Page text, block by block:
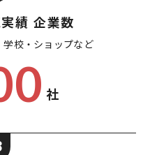
績 企業数
学校・ショップなど
社